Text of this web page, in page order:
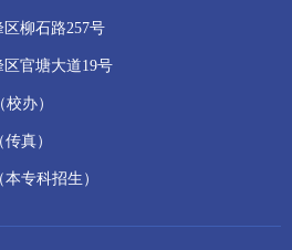
柳石路257号
官塘大道19号
办）
真）
专科招生）